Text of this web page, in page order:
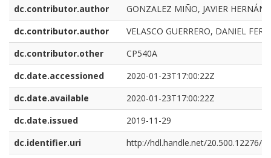
dc.contributor.author
GONZALEZ MIÑO, JAVIER HERNÁN
dc.contributor.author
VELASCO GUERRERO, DANIEL
dc.contributor.other
CP540A
dc.date.accessioned
2020-01-23T17:00:22Z
dc.date.available
2020-01-23T17:00:22Z
dc.date.issued
2019-11-29
dc.identifier.uri
http://hdl.handle.net/20.500.12276/